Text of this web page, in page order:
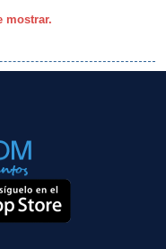
mostrar.